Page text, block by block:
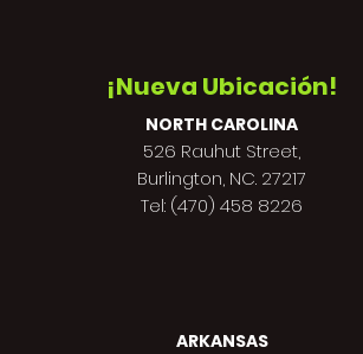
¡Nueva Ubicación!
NORTH CAROLINA
526 Rauhut Street,
Burlington, NC. 27217
Tel: (470) 458 8226
ARKANSAS